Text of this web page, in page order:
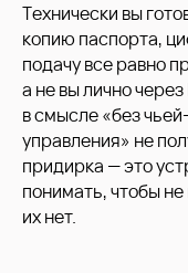
Технически вы
копию паспорта,
подачу все равно
а не вы лично
в смысле «без
управления» не
придирка — это
понимать, чтобы
их нет.